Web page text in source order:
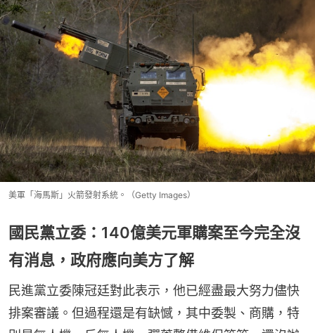
美軍「海馬斯」火箭發射系統。（Getty Images）
國民黨立委：140億美元軍購案至今完全沒
有消息，政府應向美方了解
民進黨立委陳冠廷對此表示，他已經盡最大努力儘快
排案審議。但過程還是有缺憾，其中委製、商購，特